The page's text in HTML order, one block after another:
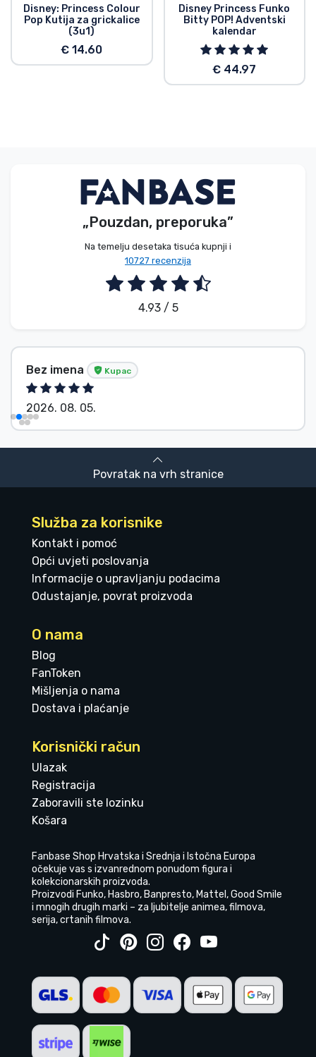
Disney: Princess Colour
Pop Kutija za grickalice
(3u1)
€ 14.60
Disney Princess Funko
Bitty POP! Adventski
kalendar
€ 44.97
„Pouzdan, preporuka”
Na temelju desetaka tisuća kupnji i
10727 recenzija
4.93 / 5
Bez imena Kupac
2026. 08. 05.
Povratak na vrh stranice
Služba za korisnike
Kontakt i pomoć
Opći uvjeti poslovanja
Informacije o upravljanju podacima
Odustajanje, povrat proizvoda
O nama
Blog
FanToken
Mišljenja o nama
Dostava i plaćanje
Korisnički račun
Ulazak
Registracija
Zaboravili ste lozinku
Košara
Fanbase Shop Hrvatska i Srednja i Istočna Europa
očekuje vas s izvanrednom ponudom figura i
kolekcionarskih proizvoda.
Proizvodi Funko, Hasbro, Banpresto, Mattel, Good Smile
i mnogih drugih marki – za ljubitelje animea, filmova,
serija, crtanih filmova.